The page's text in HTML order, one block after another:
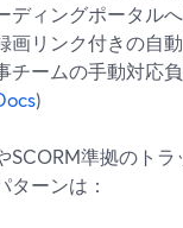
ディングポータル
画リンク付きの自
チームの手動対応
)
SCORM準拠のト
ターンは：